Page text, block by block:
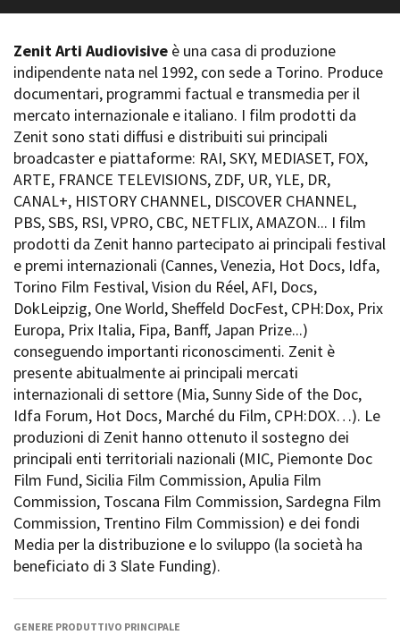
Bilancio sociale
Amministrazione
trasparente
Bandi e gare
Sostenibilità ambientale
SERVIZI
Servizi generali
Location scouting
Spazi nella sede FCTP
Sala Casting
Sala Paolo Tenna
FILM FUNDS
Piemonte Film Tv Fund
Piemonte Film Tv
Development Fund
Piemonte Doc Film Fund
Short Film Fund
PRODUCTION GUIDE
Società di produzione
Strutture di servizio
Professionisti
Attrici-Attori
Beginners
Sorrentino
Open Day
Ciak in TOur!
FESTIVAL, MARKETS,
AWARDS
International Film Festival
Rotterdam
Berlinale Internationalen
Filmfestspiele Berlin
Festival de Cannes
Biografilm Festival - Bio to B
Industry Days
Locarno Film Festival
Mostra Internazionale d’Arte
Cinematografica Venezia
Toronto International Film
Festival
Festa del Cinema di Roma
Torino Film Festival
David di Donatello
Nastri d’Argento
Premio Solinas
STRUMENTI
Location - Accedi al tuo
Location - Nuovo utente
Zenit Arti Audiovisive è una casa di produzione
indipendente nata nel 1992, con sede a Torino. Produce
documentari, programmi factual e transmedia per il
mercato internazionale e italiano. I film prodotti da
Zenit sono stati diffusi e distribuiti sui principali
broadcaster e piattaforme: RAI, SKY, MEDIASET, FOX,
ARTE, FRANCE TELEVISIONS, ZDF, UR, YLE, DR,
CANAL+, HISTORY CHANNEL, DISCOVER CHANNEL,
PBS, SBS, RSI, VPRO, CBC, NETFLIX, AMAZON... I film
prodotti da Zenit hanno partecipato ai principali festival
e premi internazionali (Cannes, Venezia, Hot Docs, Idfa,
Torino Film Festival, Vision du Réel, AFI, Docs,
DokLeipzig, One World, Sheffeld DocFest, CPH:Dox, Prix
Europa, Prix Italia, Fipa, Banff, Japan Prize...)
conseguendo importanti riconoscimenti. Zenit è
presente abitualmente ai principali mercati
internazionali di settore (Mia, Sunny Side of the Doc,
Idfa Forum, Hot Docs, Marché du Film, CPH:DOX…). Le
produzioni di Zenit hanno ottenuto il sostegno dei
principali enti territoriali nazionali (MIC, Piemonte Doc
Film Fund, Sicilia Film Commission, Apulia Film
Commission, Toscana Film Commission, Sardegna Film
Commission, Trentino Film Commission) e dei fondi
Media per la distribuzione e lo sviluppo (la società ha
beneficiato di 3 Slate Funding).
GENERE PRODUTTIVO PRINCIPALE